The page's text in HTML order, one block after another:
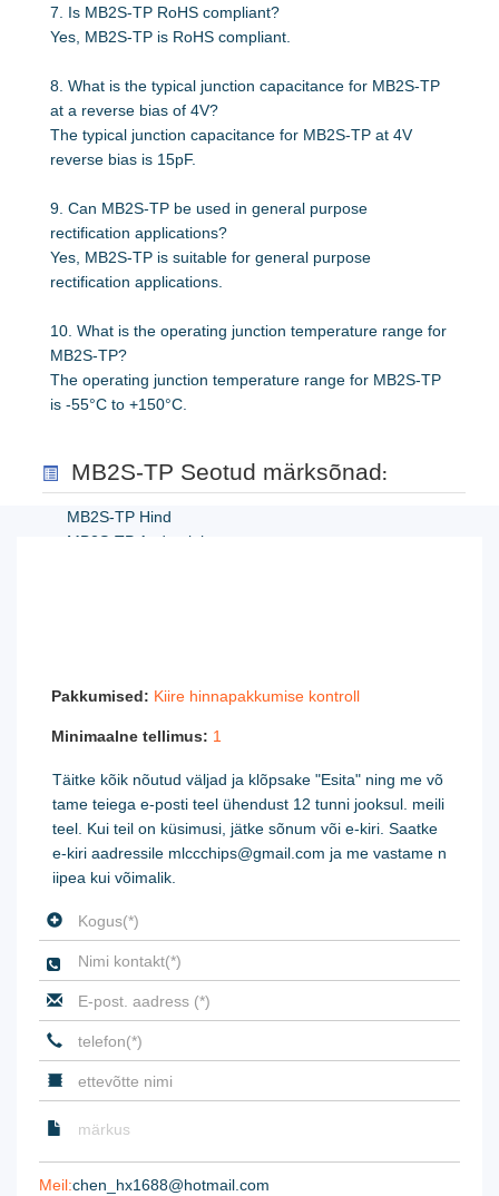
7. Is MB2S-TP RoHS compliant?
Yes, MB2S-TP is RoHS compliant.
8. What is the typical junction capacitance for MB2S-TP
at a reverse bias of 4V?
The typical junction capacitance for MB2S-TP at 4V
reverse bias is 15pF.
9. Can MB2S-TP be used in general purpose
rectification applications?
Yes, MB2S-TP is suitable for general purpose
rectification applications.
10. What is the operating junction temperature range for
MB2S-TP?
The operating junction temperature range for MB2S-TP
is -55°C to +150°C.
MB2S-TP Seotud märksõnad:
MB2S-TP Hind
MB2S-TP Andmeleht
Pakkumised: Kiire hinnapakkumise kontroll
Minimaalne tellimus: 1
Täitke kõik nõutud väljad ja klõpsake "Esita" ning me võ
tame teiega e-posti teel ühendust 12 tunni jooksul. meili
teel. Kui teil on küsimusi, jätke sõnum või e-kiri. Saatke
e-kiri aadressile mlccchips@gmail.com ja me vastame n
iipea kui võimalik.

Meil:chen_hx1688@hotmail.com